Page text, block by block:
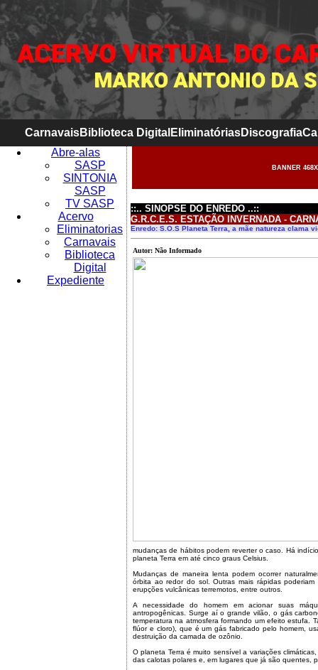
CarnavaisBiblioteca Digital EliminatóriasDiscografia
Abre-alas
SASP
SINTONIA
SASP
TV SASP
Acervo
Eliminatorias
Carnavais
Biblioteca
Digital
Expediente
BANNER
::.. SINOPSE DO ENREDO ..::
G.R.C.E.S. ESTAÇÃO INVERNADA -
Enredo: S.O.S Planeta Terra, a mãe natureza clama
Autor: Não Informado
mudanças de hábitos podem reverter o caso. Há
planeta Terra em até cinco graus Celsius.
Mudanças de maneira lenta podem ocorrer
órbita ao redor do sol. Outras mais rápidas
erupções vulcânicas terremotos, entre outros.
A necessidade do homem em acionar suas
antropogênicas. Surge aí o grande vilão, o gás
temperatura na atmosfera formando um efeito estufa.
flúor e cloro), que é um gás fabricado pelo homem,
destruição da camada de ozônio.
O planeta Terra é muito sensível a variações
das calotas polares e, em lugares que já são quentes,